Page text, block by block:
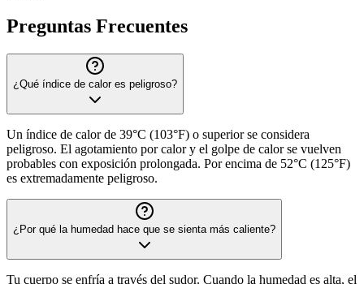
Preguntas Frecuentes
¿Qué índice de calor es peligroso?
Un índice de calor de 39°C (103°F) o superior se considera
peligroso. El agotamiento por calor y el golpe de calor se vuelven
probables con exposición prolongada. Por encima de 52°C (125°F)
es extremadamente peligroso.
¿Por qué la humedad hace que se sienta más caliente?
Tu cuerpo se enfría a través del sudor. Cuando la humedad es alta, el